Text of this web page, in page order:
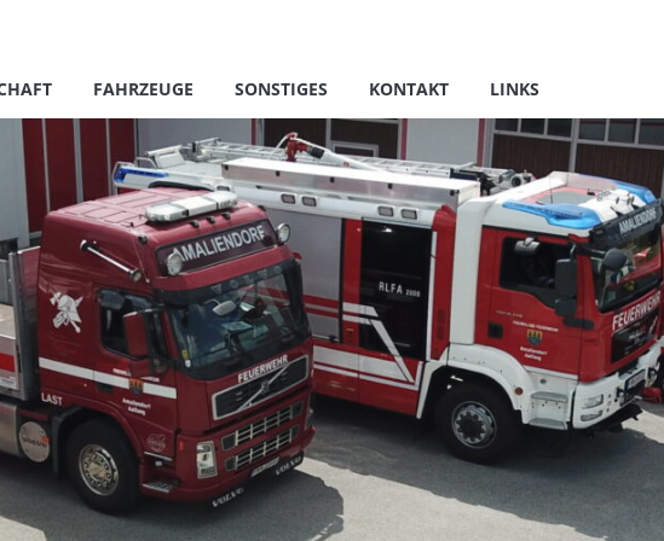
FAHRZEUGE SONSTIGES KONTAKT LINKS